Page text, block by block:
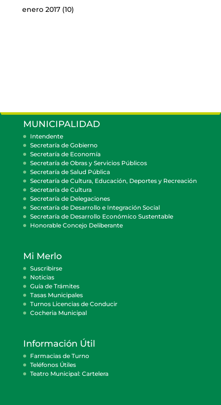
enero 2017(10)
MUNICIPALIDAD
Intendente
Secretaría de Gobierno
Secretaría de Economía
Secretaría de Obras y Servicios Públicos
Secretaría de Salud Pública
Secretaría de Cultura, Educación, Deportes y Recreación
Secretaría de Cultura
Secretaría de Delegaciones
Secretaría de Desarrollo e Integración Social
Secretaría de Desarrollo Económico Sustentable
Honorable Concejo Deliberante
Mi Merlo
Suscribirse
Noticias
Guía de Trámites
Tasas Municipales
Turnos Licencias de Conducir
Cocheria Municipal
Información Útil
Farmacias de Turno
Teléfonos Útiles
Teatro Municipal: Cartelera